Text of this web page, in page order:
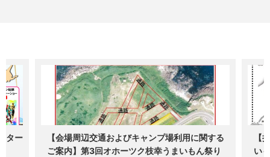
ター
【会場周辺交通およびキャンプ場利用に関する
ご案内】第3回オホーツク枝幸うまいもん祭り
【
い